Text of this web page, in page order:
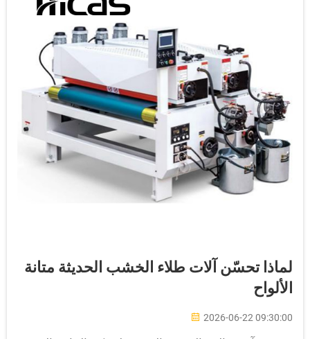
تحسّن آلات طلاء الخشب الحديثة متانة
2026-06-22